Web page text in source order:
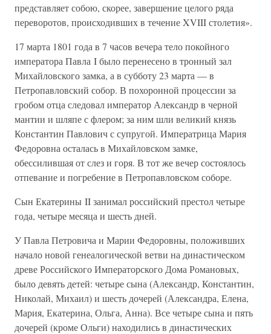
представляет собою, скорее, завершение целого ряда
переворотов, происходивших в течение XVIII столетия».
17 марта 1801 года в 7 часов вечера тело покойного
императора Павла I было перенесено в тронный зал
Михайловского замка, а в субботу 23 марта — в
Петропавловский собор. В похоронной процессии за
гробом отца следовал император Александр в черной
мантии и шляпе с флером; за ним шли великий князь
Константин Павлович с супругой. Императрица Мария
Федоровна осталась в Михайловском замке,
обессилившая от слез и горя. В тот же вечер состоялось
отпевание и погребение в Петропавловском соборе.
Сын Екатерины II занимал российский престол четыре
года, четыре месяца и шесть дней.
У Павла Петровича и Марии Федоровны, положивших
начало новой генеалогической ветви на династическом
древе Российского Императорского Дома Романовых,
было девять детей: четыре сына (Александр, Константин,
Николай, Михаил) и шесть дочерей (Александра, Елена,
Мария, Екатерина, Ольга, Анна). Все четыре сына и пять
дочерей (кроме Ольги) находились в династических